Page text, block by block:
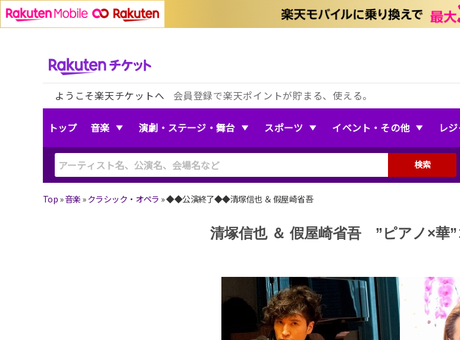
ようこそ楽天チケットへ 会員登録で楽天ポイントが貯まる、使える。
トップ 音楽 演劇・ステージ・舞台 スポーツ イベント・その他 レ
検索
Top »音楽 »クラシック・オペラ »◆◆公演終了◆◆清塚信也 ＆ 假屋崎省吾
清塚信也 ＆ 假屋崎省吾 ”ピアノ×華